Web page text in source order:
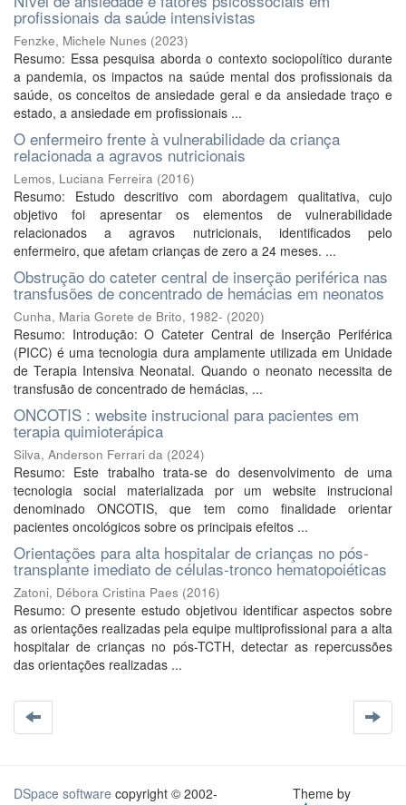
profissionais da saúde intensivistas
Fenzke, Michele Nunes (2023)
Resumo: Essa pesquisa aborda o contexto sociopolítico durante
a pandemia, os impactos na saúde mental dos profissionais da
saúde, os conceitos de ansiedade geral e da ansiedade traço e
estado, a ansiedade em profissionais ...
O enfermeiro frente à vulnerabilidade da criança
relacionada a agravos nutricionais
Lemos, Luciana Ferreira (2016)
Resumo: Estudo descritivo com abordagem qualitativa, cujo
objetivo foi apresentar os elementos de vulnerabilidade
relacionados a agravos nutricionais, identificados pelo
enfermeiro, que afetam crianças de zero a 24 meses. ...
Obstrução do cateter central de inserção periférica nas
transfusões de concentrado de hemácias em neonatos
Cunha, Maria Gorete de Brito, 1982- (2020)
Resumo: Introdução: O Cateter Central de Inserção Periférica
(PICC) é uma tecnologia dura amplamente utilizada em Unidade
de Terapia Intensiva Neonatal. Quando o neonato necessita de
transfusão de concentrado de hemácias, ...
ONCOTIS : website instrucional para pacientes em
terapia quimioterápica
Silva, Anderson Ferrari da (2024)
Resumo: Este trabalho trata-se do desenvolvimento de uma
tecnologia social materializada por um website instrucional
denominado ONCOTIS, que tem como finalidade orientar
pacientes oncológicos sobre os principais efeitos ...
Orientações para alta hospitalar de crianças no pós-
transplante imediato de células-tronco hematopoiéticas
Zatoni, Débora Cristina Paes (2016)
Resumo: O presente estudo objetivou identificar aspectos sobre
as orientações realizadas pela equipe multiprofissional para a alta
hospitalar de crianças no pós-TCTH, detectar as repercussões
das orientações realizadas ...
DSpace software copyright © 2002-
Theme by